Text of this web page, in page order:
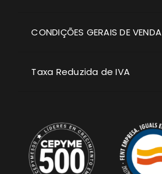
CONDIÇÕES GERAIS DE VENDA
Taxa Reduzida de IVA